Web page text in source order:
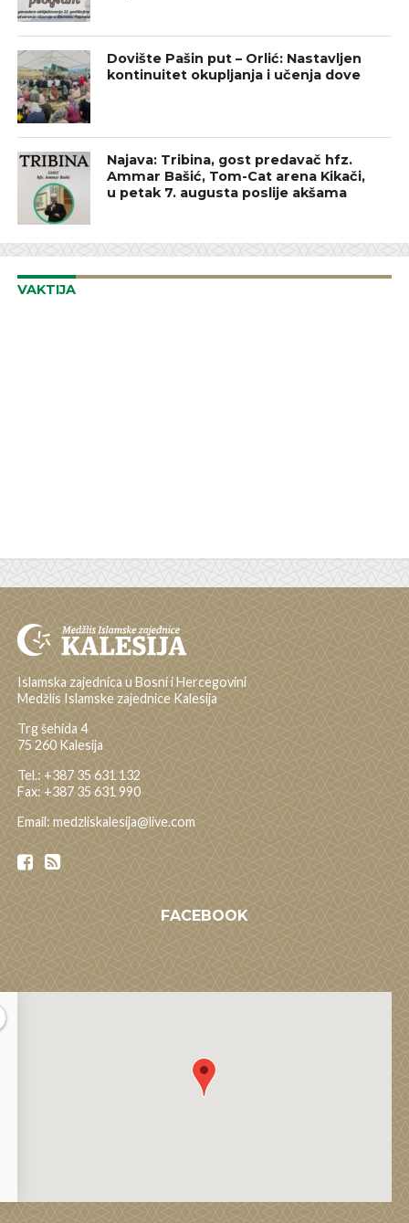
Dovište Pašin put – Orlić: Nastavljen
kontinuitet okupljanja i učenja dove
Najava: Tribina, gost predavač hfz.
Ammar Bašić, Tom-Cat arena Kikači,
u petak 7. augusta poslije akšama
VAKTIJA
Islamska zajednica u Bosni i Hercegovini
Medžlis Islamske zajednice Kalesija
Trg šehida 4
75 260 Kalesija
Tel.: +387 35 631 132
Fax: +387 35 631 990
Email: medzliskalesija@live.com
FACEBOOK